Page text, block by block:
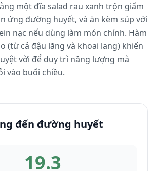
một đĩa salad rau xanh trộn giấm
ứng đường huyết, và ăn kèm súp với
nạc nếu dùng làm món chính. Hàm
(từ cả đậu lăng và khoai lang) khiến
vời để duy trì năng lượng mà
vào buổi chiều.
đến đường huyết
19.3